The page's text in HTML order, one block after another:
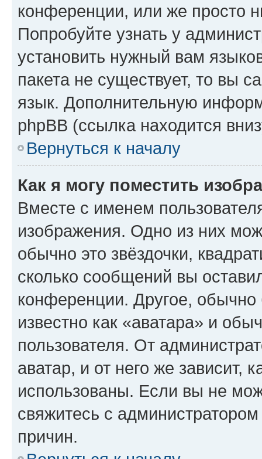
конференции, или же просто
Попробуйте узнать у
установить нужный вам
пакета не существует, то вы
язык. Дополнительную
phpBB (ссылка находится
Вернуться к началу
Как я могу поместить
Вместе с именем
изображения. Одно из них
обычно это звёздочки,
сколько сообщений вы
конференции. Другое,
известно как «аватара» и
пользователя. От
аватар, и от него же зависит,
использованы. Если вы не
свяжитесь с
причин.